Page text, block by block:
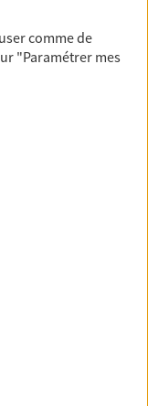
comme de
"Paramétrer mes